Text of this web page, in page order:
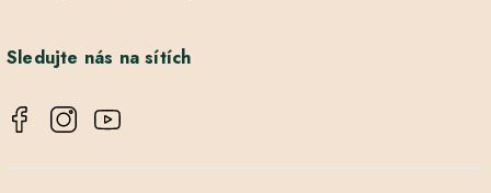
Sledujte nás na sítích